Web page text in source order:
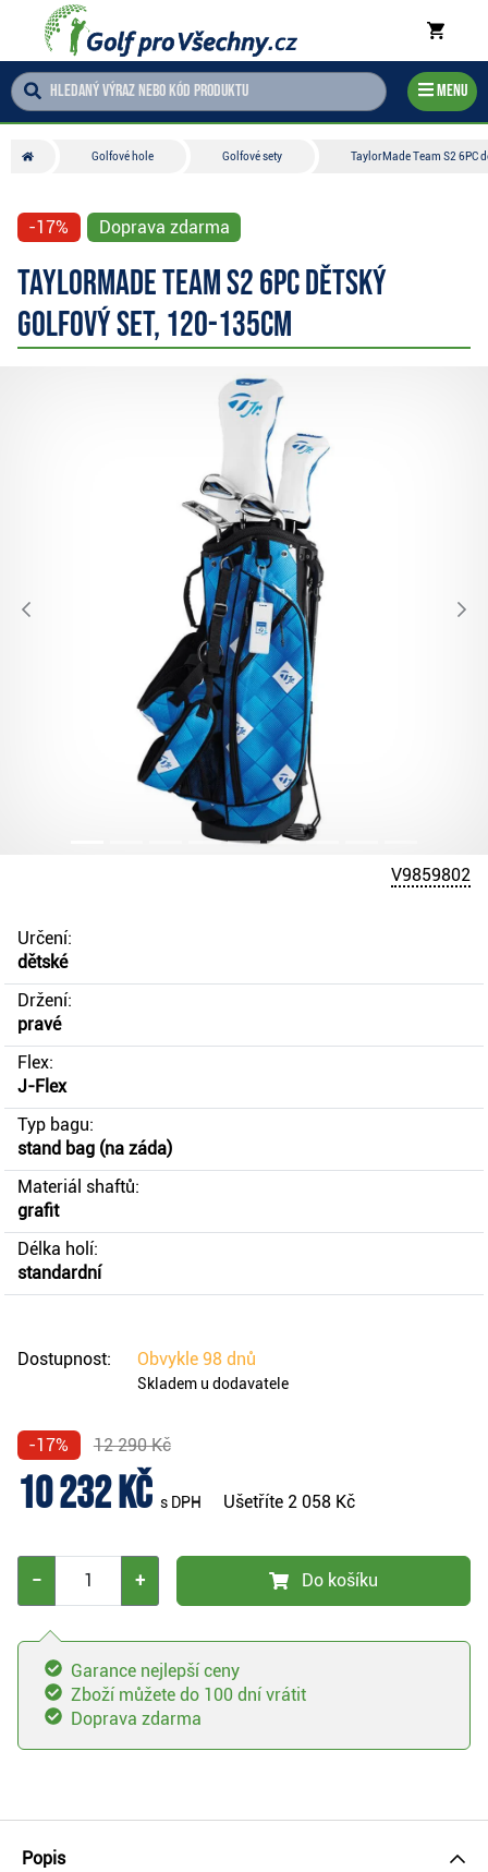
Menu
Golfové hole Golfové sety TaylorMade Team S2 6PC
-17% Doprava zdarma
TaylorMade Team S2 6PC dětský
golfový set, 120-135cm
V9859802
Určení:
dětské
Držení:
pravé
Flex:
J-Flex
Typ bagu:
stand bag (na záda)
Materiál shaftů:
grafit
Délka holí:
standardní
Dostupnost: Obvykle 98 dnů
Skladem u dodavatele
-17% 12 290 Kč
10 232 Kč s DPH Ušetříte 2 058 Kč
− + Do košíku
Garance nejlepší ceny
Zboží můžete do 100 dní vrátit
Doprava zdarma
Popis